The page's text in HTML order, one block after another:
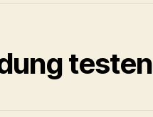
testen